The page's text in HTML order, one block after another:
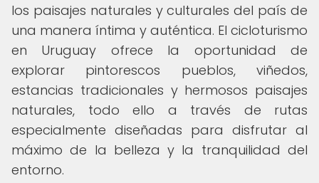
los paisajes naturales y culturales del país de
una manera íntima y auténtica. El cicloturismo
en Uruguay ofrece la oportunidad de
explorar pintorescos pueblos, viñedos,
estancias tradicionales y hermosos paisajes
naturales, todo ello a través de rutas
especialmente diseñadas para disfrutar al
máximo de la belleza y la tranquilidad del
entorno.